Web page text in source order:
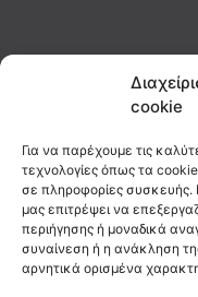
cookie
Για να παρέχουμε τις
τεχνολογίες όπως τα
σε πληροφορίες συσκευής.
μας επιτρέψει να
περιήγησης ή μοναδικά
συναίνεση ή η ανάκληση
αρνητικά ορισμένα